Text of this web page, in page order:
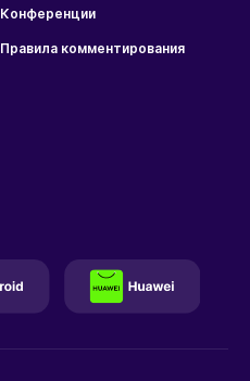
Конференции
Правила комментирования